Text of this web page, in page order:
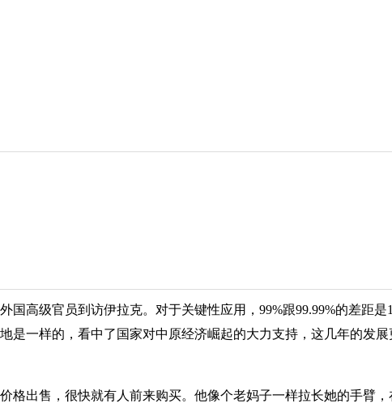
国高级官员到访伊拉克。对于关键性应用，99%跟99.99%的差距
是一样的，看中了国家对中原经济崛起的大力支持，这几年的发
格出售，很快就有人前来购买。他像个老妈子一样拉长她的手臂